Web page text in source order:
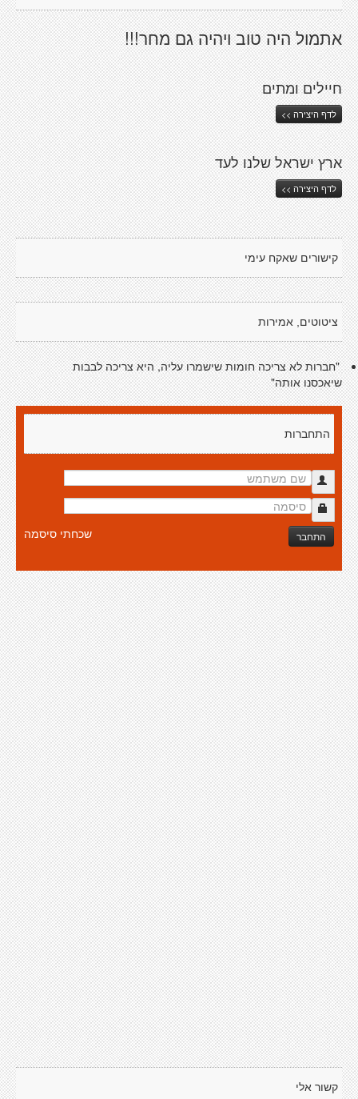
אתמול היה טוב ויהיה גם מחר!!!
חיילים ומתים
לדף היצירה >>
ארץ ישראל שלנו לעד
לדף היצירה >>
קישורים שאקח עימי
ציטוטים, אמירות
"חברות לא צריכה חומות שישמרו עליה, היא צריכה לבבות
שיאכסנו אותה"
התחברות
התחבר שכחתי סיסמה
קשור אלי